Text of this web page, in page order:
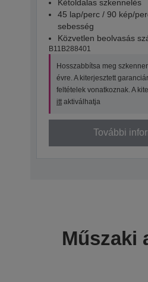
Kétoldalas szkennelés
45 lap/perc / 90 kép/
sebesség
Közvetlen beolvasás
B11B288401
Hosszabbítsa meg
évre. A kiterjesztett
feltételek vonatkoznak. A
itt aktiválhatja
További
Műszaki